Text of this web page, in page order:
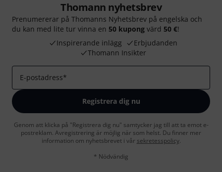
Thomann nyhetsbrev
Prenumererar på Thomanns Nyhetsbrev på engelska och
du kan med lite tur vinna en 50 kupong värd 50 €!
Inspirerande inlägg
Erbjudanden
Thomann Insikter
E-postadress*
Registrera dig nu
Genom att klicka på "Registrera dig nu" samtycker jag till att ta emot e-
postreklam. Avregistrering är möjlig när som helst. Du finner mer
information om nyhetsbrevet i vår sekretesspolicy.
* Nödvändig